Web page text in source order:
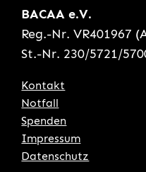
BACAA e.V.
Reg.-Nr. VR401967
St.-Nr. 230/5721/
Kontakt
Notfall
Spenden
Impressum
Datenschutz